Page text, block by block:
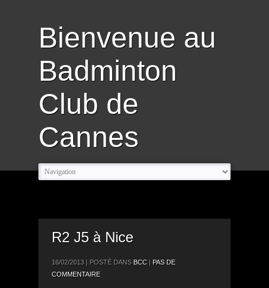
Bienvenue au
Badminton
Club de
Cannes
R2 J5 à Nice
16/02/2013 | POSTÉ DANS BCC | PAS DE
COMMENTAIRE